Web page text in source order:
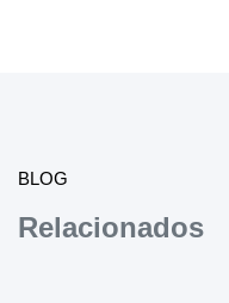
BLOG
Relacionados